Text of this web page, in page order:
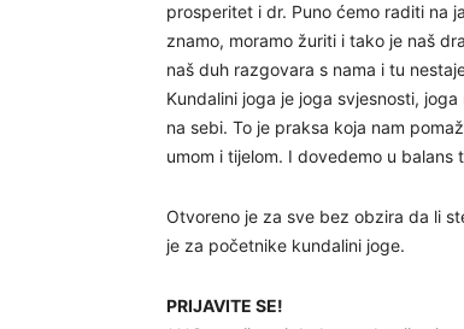
prosperitet i dr. Puno ćemo raditi na
znamo, moramo žuriti i tako je naš
naš duh razgovara s nama i tu
Kundalini joga je joga svjesnosti,
na sebi. To je praksa koja nam
umom i tijelom. I dovedemo u
Otvoreno je za sve bez obzira da li
je za početnike kundalini joge.
PRIJAVITE SE!